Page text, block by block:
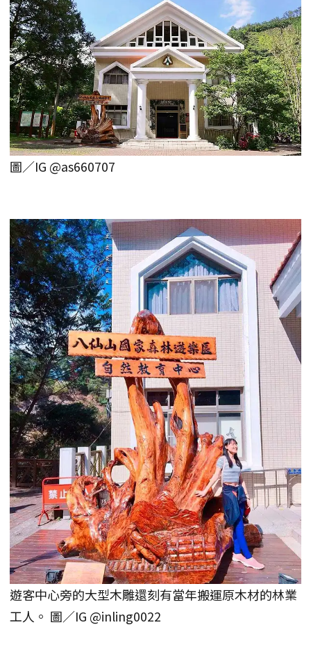
圖／IG @as660707
遊客中心旁的大型木雕還刻有當年搬運原木材的林業
工人。 圖／IG @inling0022